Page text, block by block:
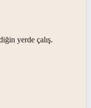
yerde çalış.